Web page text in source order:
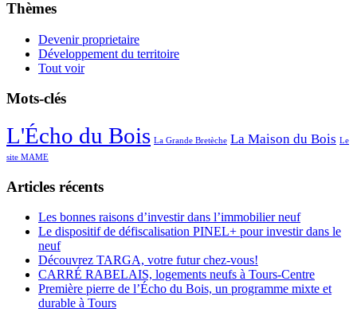
Thèmes
Devenir proprietaire
Développement du territoire
Tout voir
Mots-clés
L'Écho du Bois La Grande Bretèche La Maison du Bois Le
site MAME
Articles récents
Les bonnes raisons d’investir dans l’immobilier neuf
Le dispositif de défiscalisation PINEL+ pour investir dans le
neuf
Découvrez TARGA, votre futur chez-vous!
CARRÉ RABELAIS, logements neufs à Tours-Centre
Première pierre de l’Écho du Bois, un programme mixte et
durable à Tours